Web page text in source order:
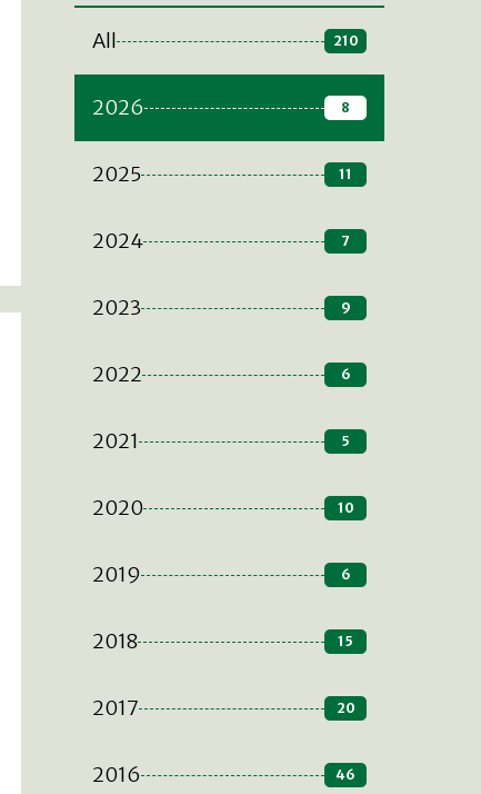
All 210
2026 8
2025 11
2024 7
2023 9
2022 6
2021 5
2020 10
2019 6
2018 15
2017 20
2016 46